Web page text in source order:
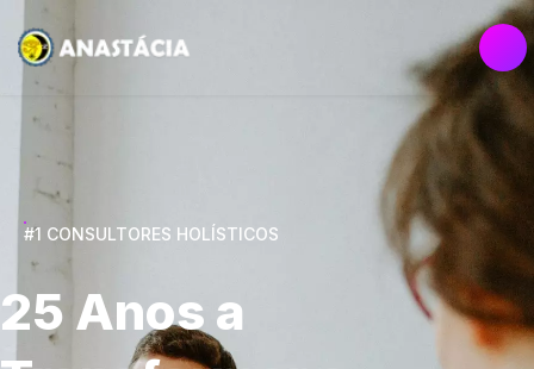
#1 CONSULTORES HOLÍSTICOS
25 Anos a